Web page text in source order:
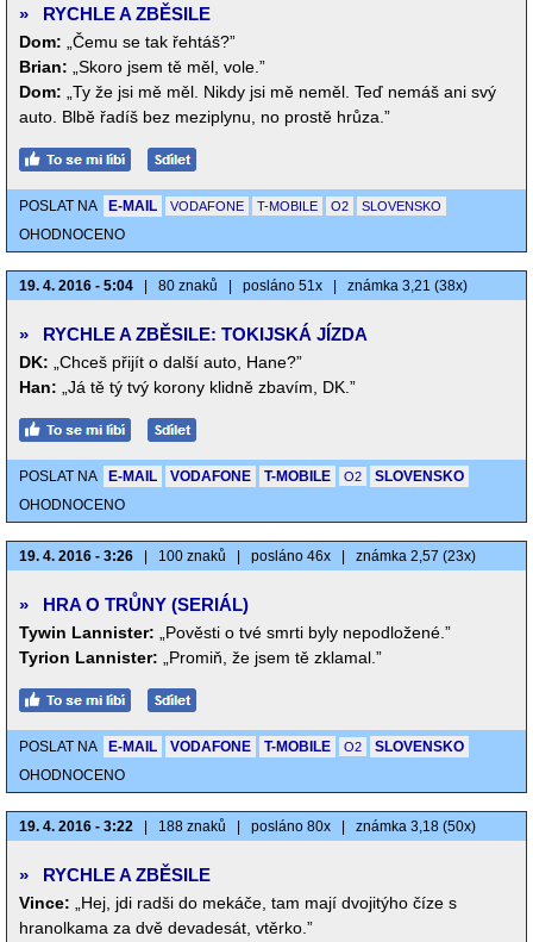
» RYCHLE A ZBĚSILE
Dom:
„Čemu se tak řehtáš?”
Brian:
„Skoro jsem tě měl, vole.”
Dom:
„Ty že jsi mě měl. Nikdy jsi mě neměl. Teď nemáš ani svý
auto. Blbě řadíš bez meziplynu, no prostě hrůza.”
POSLAT NA E-MAIL VODAFONE T-MOBILE O2 SLOVENSKO
OHODNOCENO
19. 4. 2016 - 5:04 80 znaků posláno 51x známka 3,21 (38x)
» RYCHLE A ZBĚSILE: TOKIJSKÁ JÍZDA
DK:
„Chceš přijít o další auto, Hane?”
Han:
„Já tě tý tvý korony klidně zbavím, DK.”
POSLAT NA E-MAIL VODAFONE T-MOBILE O2
SLOVENSKO
OHODNOCENO
19. 4. 2016 - 3:26 100 znaků posláno 46x známka 2,57 (23x)
» HRA O TRŮNY (SERIÁL)
Tywin Lannister:
„Pověsti o tvé smrti byly nepodložené.”
Tyrion Lannister:
„Promiň, že jsem tě zklamal.”
POSLAT NA E-MAIL VODAFONE T-MOBILE O2
SLOVENSKO
OHODNOCENO
19. 4. 2016 - 3:22 188 znaků posláno 80x známka 3,18 (50x)
» RYCHLE A ZBĚSILE
Vince:
„Hej, jdi radši do mekáče, tam mají dvojitýho číze s
hranolkama za dvě devadesát, vtěrko.”